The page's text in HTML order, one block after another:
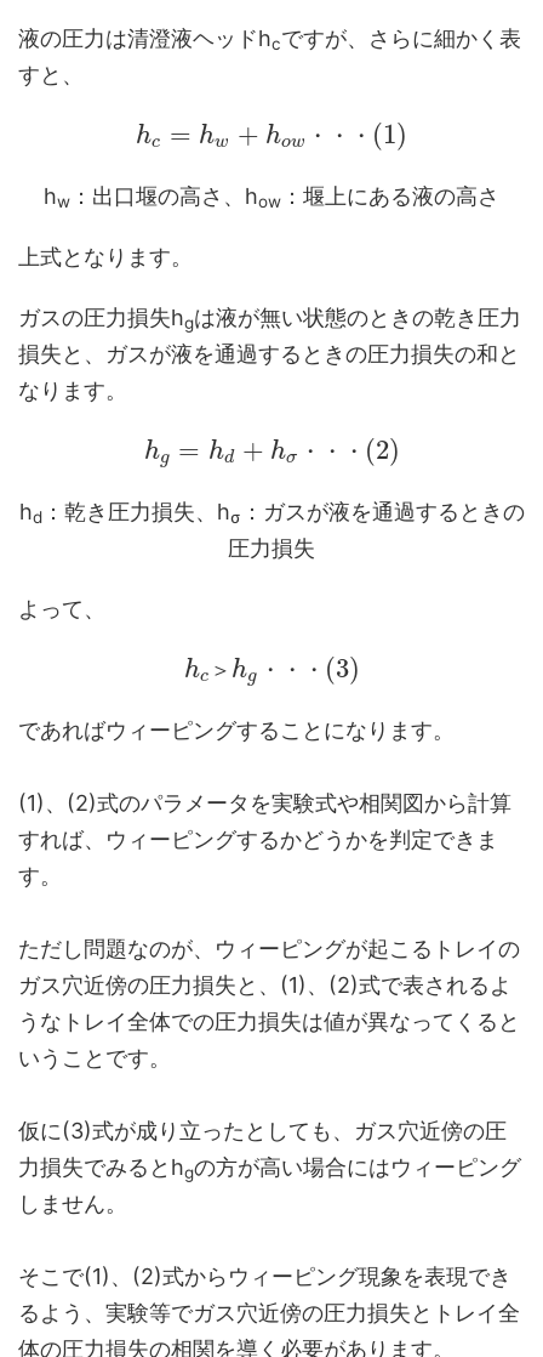
液の圧力は清澄液ヘッドhcですが、さらに細かく表
すと、
hc = hw + how ・ ・ ・ (1)
hw ：出口堰の高さ、how ：堰上にある液の高さ
上式となります。
ガスの圧力損失hgは液が無い状態のときの乾き圧力
損失と、ガスが液を通過するときの圧力損失の和と
なります。
hg = hd + hσ ・ ・ ・ (2)
hd：乾き圧力損失、hσ ：ガスが液を通過するときの
圧力損失
よって、
hc ＞ hg ・ ・ ・ (3)
であればウィーピングすることになります。
(1)、(2)式のパラメータを実験式や相関図から計算
すれば、ウィーピングするかどうかを判定できま
す。
ただし問題なのが、ウィーピングが起こるトレイの
ガス穴近傍の圧力損失と、(1)、(2)式で表されるよ
うなトレイ全体での圧力損失は値が異なってくると
いうことです。
仮に(3)式が成り立ったとしても、ガス穴近傍の圧
力損失でみるとhgの方が高い場合にはウィーピング
しません。
そこで(1)、(2)式からウィーピング現象を表現でき
るよう、実験等でガス穴近傍の圧力損失とトレイ全
体の圧力損失の相関を導く必要があります。